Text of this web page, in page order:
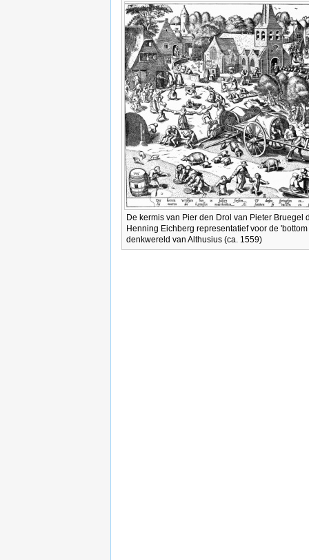
De kermis van Pier den Drol van Pieter Bruegel
Henning Eichberg representatief voor de
denkwereld van Althusius (ca. 1559)